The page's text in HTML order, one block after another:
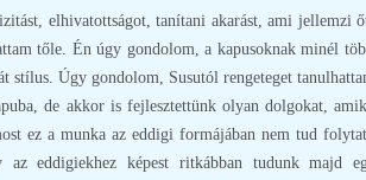
elhivatottságot, tanítani akarást, ami jellemzi
tőle. Én úgy gondolom, a kapusoknak minél
stílus. Úgy gondolom, Susutól rengeteget
de akkor is fejlesztettünk olyan dolgokat,
ez a munka az eddigi formájában nem tud
az eddigiekhez képest ritkábban tudunk